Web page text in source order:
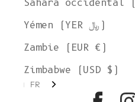
Yémen (YER ﷼)
Zambie (EUR €)
Zimbabwe (USD $)
FR